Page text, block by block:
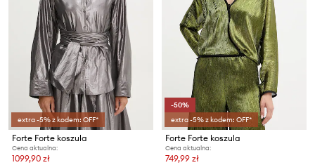
extra -5% z kodem: OFF*
Forte Forte koszula
Cena aktualna:
1099,90 zł
-50%
extra -5% z kodem: OFF*
Forte Forte koszula
Cena aktualna:
749,99 zł